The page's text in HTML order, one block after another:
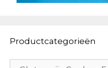
Productcategorieën